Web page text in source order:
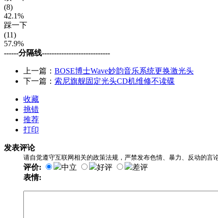
(8)
42.1%
踩一下
(11)
57.9%
------分隔线----------------------------
上一篇： BOSE博士Wave妙韵音乐系统更换激光头
下一篇： 索尼旗舰固定光头CD机维修不读碟
收藏
挑错
推荐
打印
发表评论
请自觉遵守互联网相关的政策法规，严禁发布色情、暴力、反动的言
评价: 中立 好评
差评
表情: